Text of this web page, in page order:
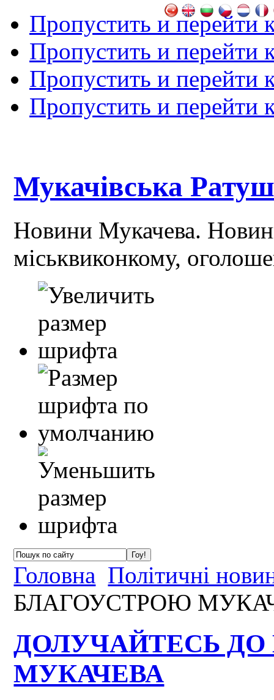
Пропустить и перейти
Пропустить и перейти
Пропустить и перейти
Пропустить и перейти
Мукачівська
Новини Мукачева.
міськвиконкому,
Головна Політичні
БЛАГОУСТРОЮ
ДОЛУЧАЙТЕСЬ
МУКАЧЕВА